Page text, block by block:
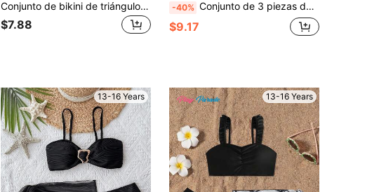
Conjunto de bikini de triángulo con camiseta sin espalda de textura de punto azul sólido para adolescentes, ropa de baño de verano
$7.88
-40% Conjunto de 3 piezas de traje de baño tipo tankini para adolescentes - Top corto con nudo en color albaricoque, shorts y falda, tela texturizada, estilo dulce, adecuado para vacaciones, playa y natación
$9.17
13-16 Years 13-16 Years